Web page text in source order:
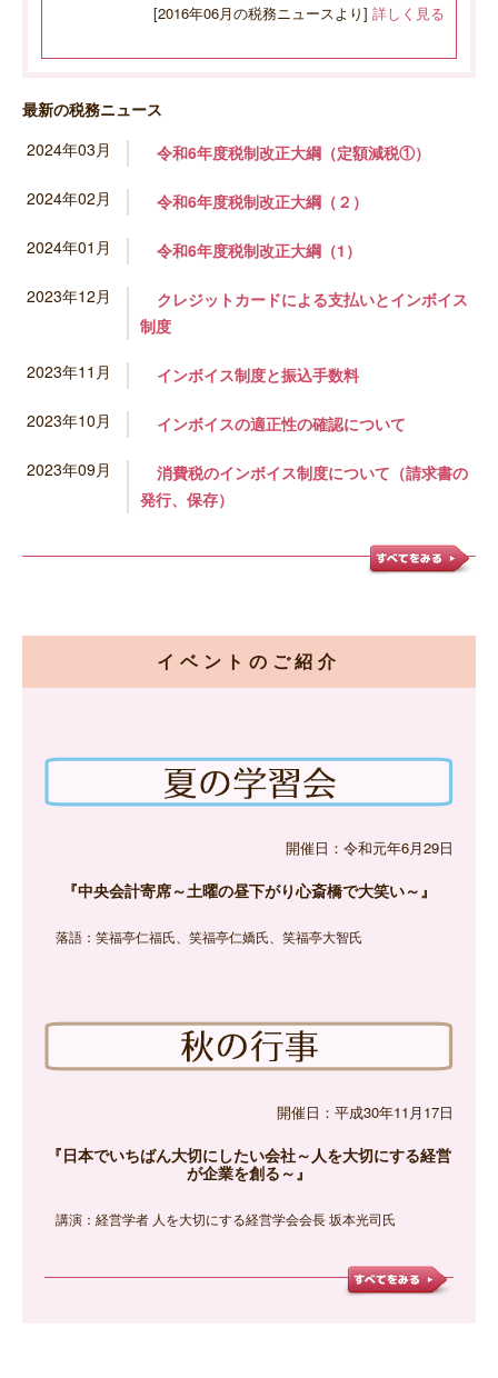
[2016年06月の税務ニュースより] 詳しく見る
最新の税務ニュース
2024年03月
令和6年度税制改正大綱（定額減税①）
2024年02月 令和6年度税制改正大綱（２）
2024年01月 令和6年度税制改正大綱（1）
2023年12月
クレジットカードによる支払いとインボイス
制度
2023年11月 インボイス制度と振込手数料
2023年10月 インボイスの適正性の確認について
2023年09月
消費税のインボイス制度について（請求書の
発行、保存）
イベントのご紹介
開催日：令和元年6月29日
『中央会計寄席～土曜の昼下がり心斎橋で大笑い～』
落語：笑福亭仁福氏、笑福亭仁嬌氏、笑福亭大智氏
開催日：平成30年11月17日
『日本でいちばん大切にしたい会社～人を大切にする経営
が企業を創る～』
講演：経営学者 人を大切にする経営学会会長 坂本光司氏